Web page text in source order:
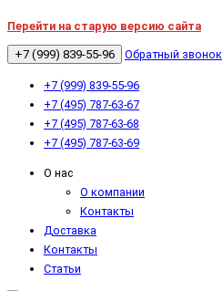
Перейти на старую версию сайта
+7 (999) 839-55-96 Обратный звонок
+7 (999) 839-55-96
+7 (495) 787-63-67
+7 (495) 787-63-68
+7 (495) 787-63-69
О нас
О компании
Контакты
Доставка
Контакты
Статьи